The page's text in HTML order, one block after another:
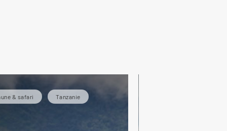
& safari Tanzanie